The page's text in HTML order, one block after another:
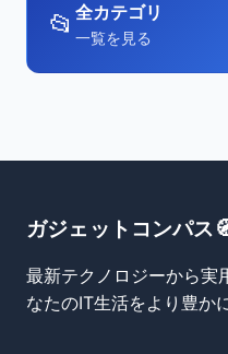
📂 全カテゴリ
一覧を見る
ガジェットコンパス
最新テクノロジーから実
なたのIT生活をより豊か